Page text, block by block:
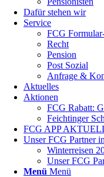
Dafür stehen wir
Service
FCG
Recht
Pension
Post Sozial
Anfrage &
Aktuelles
Aktionen
FCG Rabatt:
Feichtinger
FCG APP
Unser FCG Partner
Winterreisen
Unser FCG
Menü Menü